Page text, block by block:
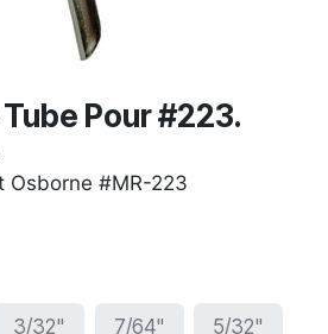
Pour #223.
Osborne #MR-223
3/32" 7/64" 5/32"